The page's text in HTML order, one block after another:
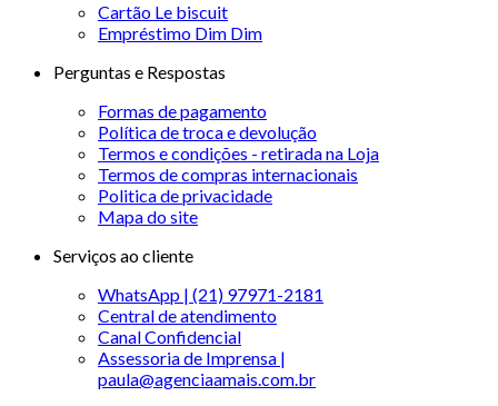
Cartão Le biscuit
Empréstimo Dim Dim
Perguntas e Respostas
Formas de pagamento
Política de troca e devolução
Termos e condições - retirada na Loja
Termos de compras internacionais
Politica de privacidade
Mapa do site
Serviços ao cliente
WhatsApp | (21) 97971-2181
Central de atendimento
Canal Confidencial
Assessoria de Imprensa |
paula@agenciaamais.com.br